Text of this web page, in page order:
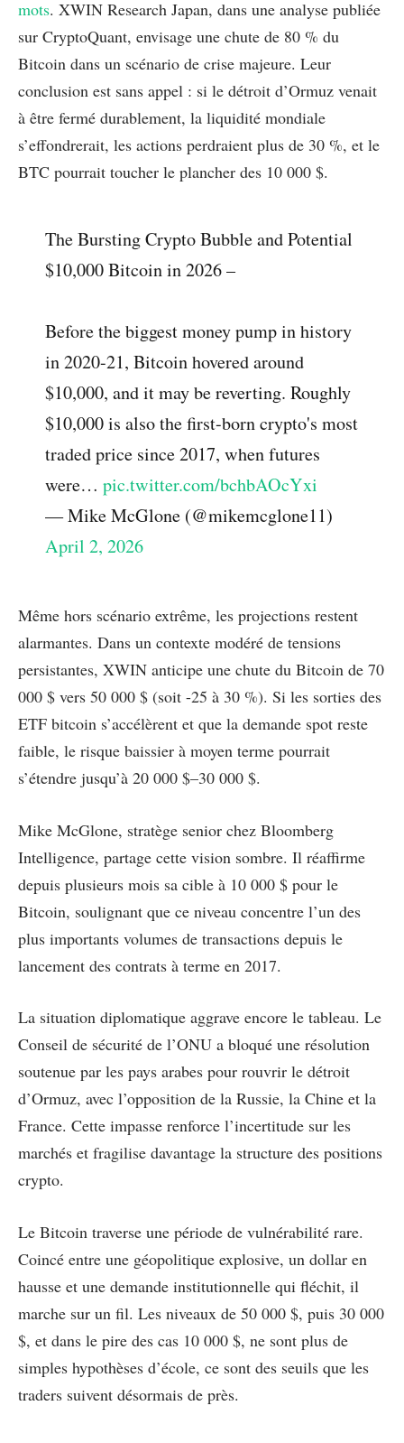
mots. XWIN Research Japan, dans une analyse publiée
sur CryptoQuant, envisage une chute de 80 % du
Bitcoin dans un scénario de crise majeure. Leur
conclusion est sans appel : si le détroit d’Ormuz venait
à être fermé durablement, la liquidité mondiale
s’effondrerait, les actions perdraient plus de 30 %, et le
BTC pourrait toucher le plancher des 10 000 $.
The Bursting Crypto Bubble and Potential
$10,000 Bitcoin in 2026 –
Before the biggest money pump in history
in 2020-21, Bitcoin hovered around
$10,000, and it may be reverting. Roughly
$10,000 is also the first-born crypto's most
traded price since 2017, when futures
were…pic.twitter.com/bchbAOcYxi
— Mike McGlone (@mikemcglone11)
April 2, 2026
Même hors scénario extrême, les projections restent
alarmantes. Dans un contexte modéré de tensions
persistantes, XWIN anticipe une chute du Bitcoin de 70
000 $ vers 50 000 $ (soit -25 à 30 %). Si les sorties des
ETF bitcoin s’accélèrent et que la demande spot reste
faible, le risque baissier à moyen terme pourrait
s’étendre jusqu’à 20 000 $–30 000 $.
Mike McGlone, stratège senior chez Bloomberg
Intelligence, partage cette vision sombre. Il réaffirme
depuis plusieurs mois sa cible à 10 000 $ pour le
Bitcoin, soulignant que ce niveau concentre l’un des
plus importants volumes de transactions depuis le
lancement des contrats à terme en 2017.
La situation diplomatique aggrave encore le tableau. Le
Conseil de sécurité de l’ONU a bloqué une résolution
soutenue par les pays arabes pour rouvrir le détroit
d’Ormuz, avec l’opposition de la Russie, la Chine et la
France. Cette impasse renforce l’incertitude sur les
marchés et fragilise davantage la structure des positions
crypto.
Le Bitcoin traverse une période de vulnérabilité rare.
Coincé entre une géopolitique explosive, un dollar en
hausse et une demande institutionnelle qui fléchit, il
marche sur un fil. Les niveaux de 50 000 $, puis 30 000
$, et dans le pire des cas 10 000 $, ne sont plus de
simples hypothèses d’école, ce sont des seuils que les
traders suivent désormais de près.